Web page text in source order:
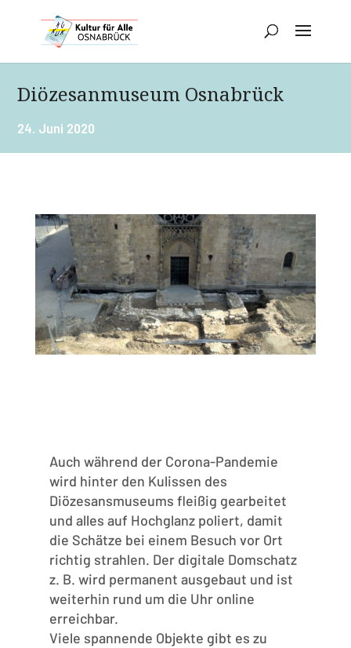
Diözesanmuseum Osnabrück
24. Juni 2020
Auch während der Corona-Pandemie
wird hinter den Kulissen des
Diözesansmuseums fleißig gearbeitet
und alles auf Hochglanz poliert, damit
die Schätze bei einem Besuch vor Ort
richtig strahlen. Der digitale Domschatz
z. B. wird permanent ausgebaut und ist
weiterhin rund um die Uhr online
erreichbar.
Viele spannende Objekte gibt es zu